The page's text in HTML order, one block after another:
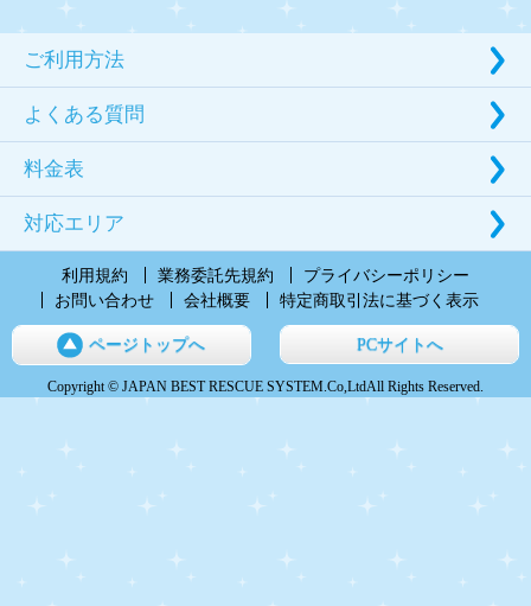
ご利用方法
よくある質問
料金表
対応エリア
利用規約 業務委託先規約
プライバシーポリシー
お問い合わせ
会社概要 特定商取引法に基づく表示
ページトップへ PCサイトへ
Copyright © JAPAN BEST RESCUE SYSTEM.Co,LtdAll Rights Reserved.